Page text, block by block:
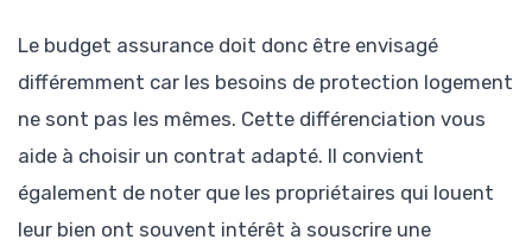
Le budget assurance doit donc être envisagé
différemment car les besoins de protection logement
ne sont pas les mêmes. Cette différenciation vous
aide à choisir un contrat adapté. Il convient
également de noter que les propriétaires qui louent
leur bien ont souvent intérêt à souscrire une